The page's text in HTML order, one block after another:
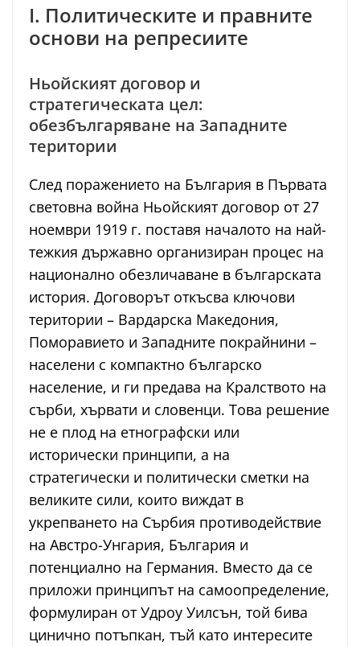
I. Политическите и правните
основи на репресиите
Ньойският договор и
стратегическата цел:
обезбългаряване на Западните
територии
След поражението на България в Първата
световна война Ньойският договор от 27
ноември 1919 г. поставя началото на най-
тежкия държавно организиран процес на
национално обезличаване в българската
история. Договорът откъсва ключови
територии – Вардарска Македония,
Поморавието и Западните покрайнини –
населени с компактно българско
население, и ги предава на Кралството на
сърби, хървати и словенци. Това решение
не е плод на етнографски или
исторически принципи, а на
стратегически и политически сметки на
великите сили, които виждат в
укрепването на Сърбия противодействие
на Австро-Унгария, България и
потенциално на Германия. Вместо да се
приложи принципът на самоопределение,
формулиран от Удроу Уилсън, той бива
цинично потъпкан, тъй като интересите